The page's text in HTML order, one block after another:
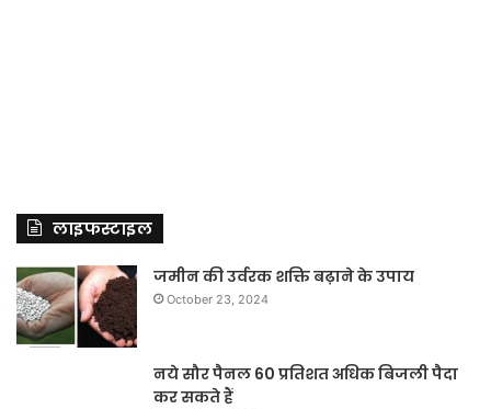
लाइफस्टाइल
जमीन की उर्वरक शक्ति बढ़ाने के उपाय
October 23, 2024
नये सौर पैनल 60 प्रतिशत अधिक बिजली पैदा
कर सकते हैं